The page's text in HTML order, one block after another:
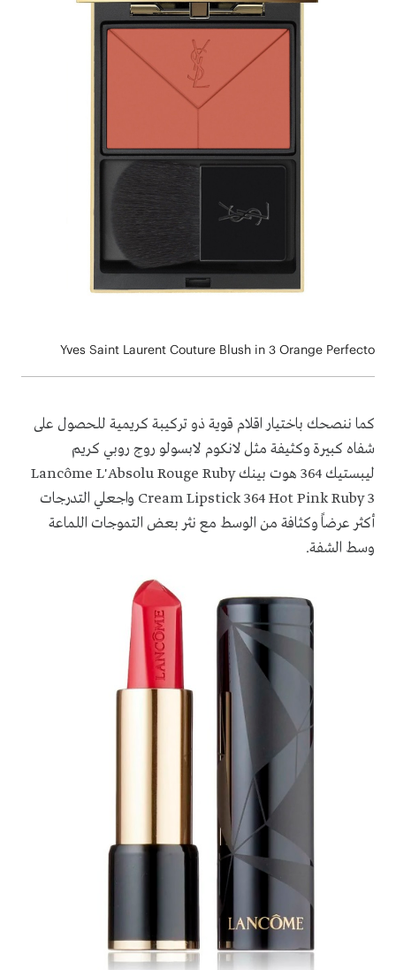
Yves Saint Laurent Couture Blush in 3 Orange Perfecto
كما ننصحك باختيار اقلام قوية ذو تركيبة كريمية للحصول على
شفاه كبيرة وكثيفة مثل لانكوم لابسولو روج روبي كريم
ليبستيك 364 هوت بينك
Lancôme L'Absolu Rouge Ruby
Cream Lipstick 364 Hot Pink Ruby 3 واجعلي التدرجات
أكثر عرضاً وكثافة من الوسط مع نثر بعض التموجات اللماعة
وسط الشفة.